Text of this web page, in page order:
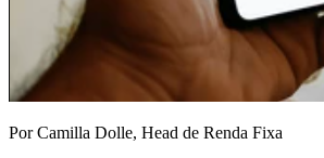
Por Camilla Dolle, Head de Renda Fixa